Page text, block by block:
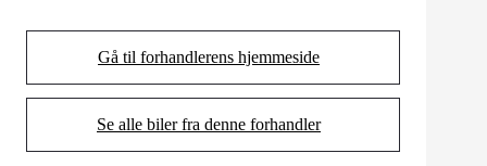
Gå til forhandlerens hjemmeside
(Opens in new tab)
Se alle biler fra denne forhandler
(Opens in new tab)